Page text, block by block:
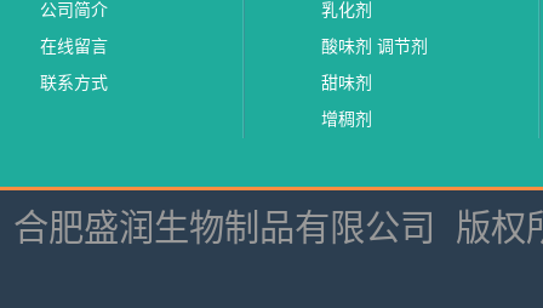
公司简介
在线留言
联系方式
乳化剂
酸味剂 调节剂
甜味剂
增稠剂
合肥盛润生物制品有限公司 版权